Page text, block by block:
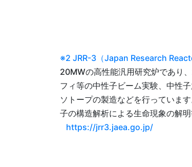
※2 JRR-3（Japan Research
20MWの高性能汎用研究炉であり
フィ等の中性子ビーム実験、中性
ソトープの製造などを行っていま
子の構造解析による生命現象の解
https://jrr3.jaea.go.jp/